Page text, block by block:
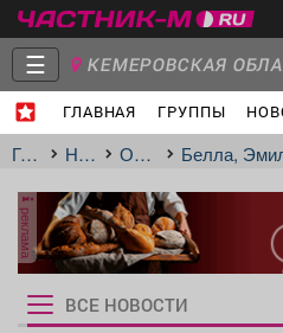
☰ КЕМЕРОВСКАЯ
ГЛАВНАЯ ГРУППЫ
Главная
Группы
Объявления
ГлавнаяНовостиОбществоБелла, Эмилий и
реклама
Рукбрики
новостей
ВСЕ НОВОСТИ